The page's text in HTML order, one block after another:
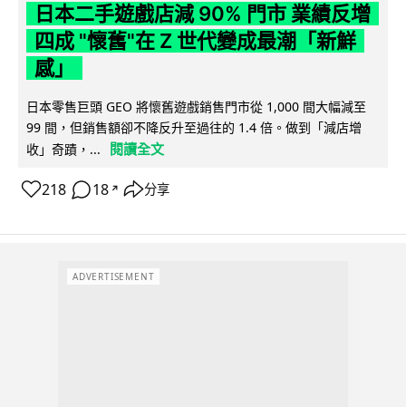
日本二手遊戲店減 90% 門市 業績反增
四成 "懷舊"在 Z 世代變成最潮「新鮮
感」
日本零售巨頭 GEO 將懷舊遊戲銷售門市從 1,000 間大幅減至
99 間，但銷售額卻不降反升至過往的 1.4 倍。做到「減店增
收」奇蹟，...
閱讀全文
218 18 ↗ 分享
ADVERTISEMENT